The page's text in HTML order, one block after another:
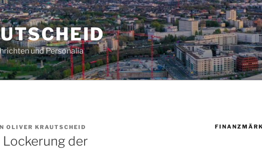
und Personalia
OLIVER KRAUTSCHEID
der